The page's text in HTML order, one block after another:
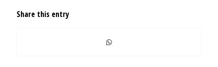
Share this entry